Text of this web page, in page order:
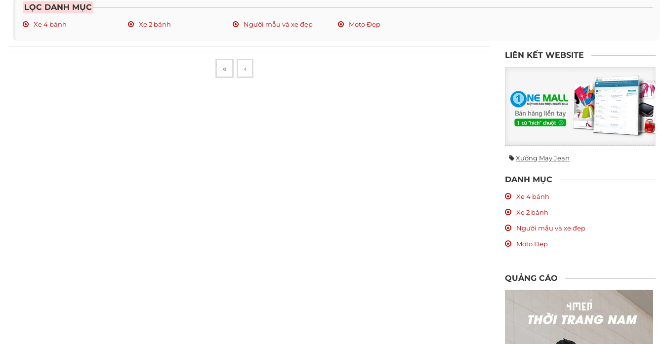
LỌC DANH MỤC
Xe 4 bánh Xe 2 bánh Người mẫu và xe đẹp Moto Đẹp
« ‹
LIÊN KẾT WEBSITE
Xưởng May Jean
DANH MỤC
Xe 4 bánh
Xe 2 bánh
Người mẫu và xe đẹp
Moto Đẹp
QUẢNG CÁO